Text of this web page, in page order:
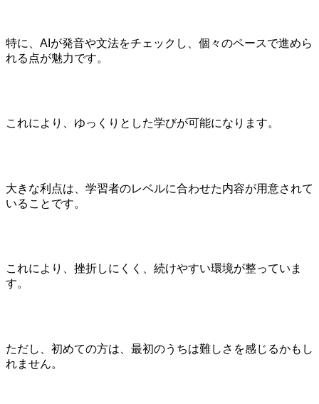
特に、AIが発音や文法をチェックし、個々のペースで進めら
れる点が魅力です。
これにより、ゆっくりとした学びが可能になります。
大きな利点は、学習者のレベルに合わせた内容が用意されて
いることです。
これにより、挫折しにくく、続けやすい環境が整っていま
す。
ただし、初めての方は、最初のうちは難しさを感じるかもし
れません。